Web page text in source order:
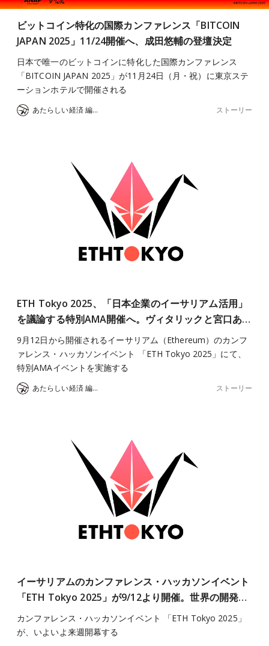
ビットコイン特化の国際カンファレンス「BITCOIN
JAPAN 2025」11/24開催へ、成田悠輔の登壇決定
日本で唯一のビットコインに特化した国際カンファレンス
「BITCOIN JAPAN 2025」が11月24日（月・祝）に東京ステ
ーションホテルで開催される
あたらしい経済 編集部 ストーリー
ETH Tokyo 2025、「日本企業のイーサリアム活用」
を議論する特別AMA開催へ。ヴィタリックと宮口あ…
9月12日から開催されるイーサリアム（Ethereum）のカンフ
ァレンス・ハッカソンイベント 「ETH Tokyo 2025」にて、
特別AMAイベントを実施する
あたらしい経済 編集部 ストーリー
イーサリアムのカンファレンス・ハッカソンイベント
「ETH Tokyo 2025」が9/12より開催。世界の開発…
カンファレンス・ハッカソンイベント 「ETH Tokyo 2025」
が、いよいよ来週開幕する